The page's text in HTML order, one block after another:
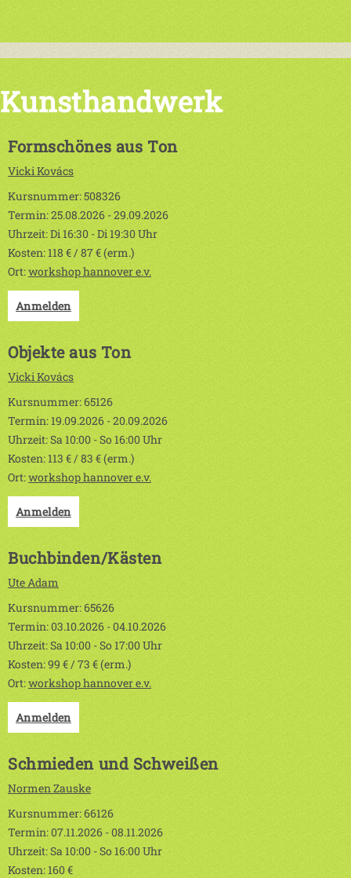
Kunsthandwerk
Formschönes aus Ton
Vicki Kovács
Kursnummer: 508326
Termin: 25.08.2026 - 29.09.2026
Uhrzeit: Di 16:30 - Di 19:30 Uhr
Kosten: 118 € / 87 € (erm.)
Ort:workshop hannover e.v.
Anmelden
Objekte aus Ton
Vicki Kovács
Kursnummer: 65126
Termin: 19.09.2026 - 20.09.2026
Uhrzeit: Sa 10:00 - So 16:00 Uhr
Kosten: 113 € / 83 € (erm.)
Ort:workshop hannover e.v.
Anmelden
Buchbinden/Kästen
Ute Adam
Kursnummer: 65626
Termin: 03.10.2026 - 04.10.2026
Uhrzeit: Sa 10:00 - So 17:00 Uhr
Kosten: 99 € / 73 € (erm.)
Ort:workshop hannover e.v.
Anmelden
Schmieden und Schweißen
Normen Zauske
Kursnummer: 66126
Termin: 07.11.2026 - 08.11.2026
Uhrzeit: Sa 10:00 - So 16:00 Uhr
Kosten: 160 €